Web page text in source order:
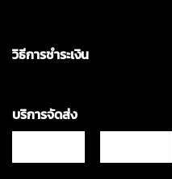
วิธีการชำระเงิน
บริการจัดส่ง